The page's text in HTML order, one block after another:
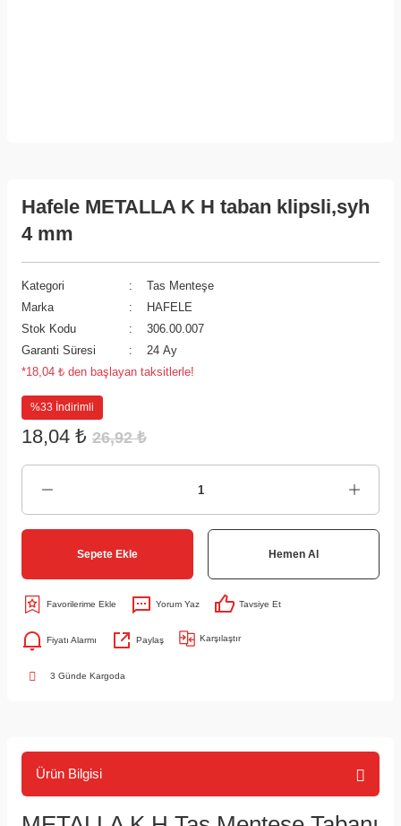
Hafele METALLA K H taban klipsli,syh
4 mm
Kategori
Tas Menteşe
Marka
HAFELE
Stok Kodu
306.00.007
Garanti Süresi
24 Ay
*18,04 ₺ den başlayan taksitlerle!
%33 İndirimli
18,04 ₺ 26,92 ₺
Sepete Ekle Hemen Al
Yorum Yaz Tavsiye Et
Fiyatı Alarmı Paylaş Karşılaştır
3 Günde Kargoda
Ürün Bilgisi